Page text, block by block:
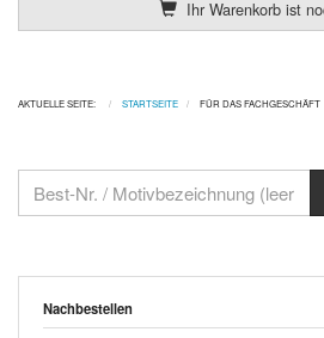
Ihr Warenkorb ist
AKTUELLE SEITE: STARTSEITE FÜR DAS FACHGESCHÄFT
Nachbestellen